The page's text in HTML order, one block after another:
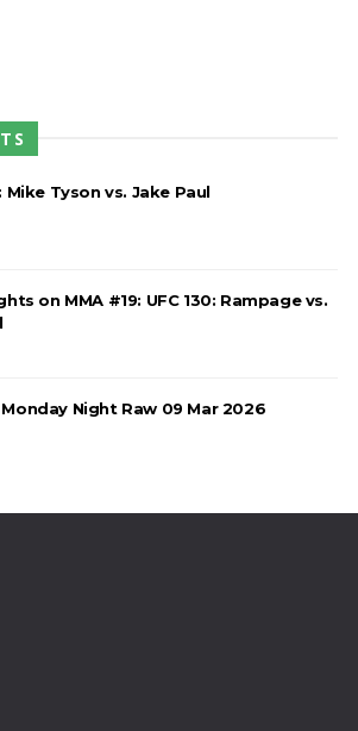
Mike Tyson vs. Jake Paul
on MMA #19: UFC 130: Rampage vs.
Monday Night Raw 09 Mar 2026